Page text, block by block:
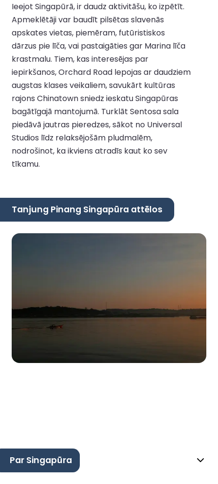
Ieejot Singapūrā, ir daudz aktivitāšu, ko izpētīt.
Apmeklētāji var baudīt pilsētas slavenās
apskates vietas, piemēram, futūristiskos
dārzus pie līča, vai pastaigāties gar Marina līča
krastmalu. Tiem, kas interesējas par
iepirkšanos, Orchard Road lepojas ar daudziem
augstas klases veikaliem, savukārt kultūras
rajons Chinatown sniedz ieskatu Singapūras
bagātīgajā mantojumā. Turklāt Sentosa sala
piedāvā jautras pieredzes, sākot no Universal
Studios līdz relaksējošām pludmalēm,
nodrošinot, ka ikviens atradīs kaut ko sev
tīkamu.
Tanjung Pinang Singapūra attēlos
Par Singapūra